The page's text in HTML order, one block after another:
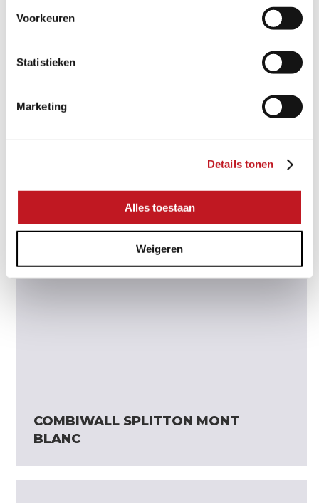
Voorkeuren
Statistieken
Marketing
Details tonen
Alles toestaan
Weigeren
PILESTONE KILIMANJARO
COMBIWALL SPLITTON MONT
BLANC
MEERDERE AFMETINGEN